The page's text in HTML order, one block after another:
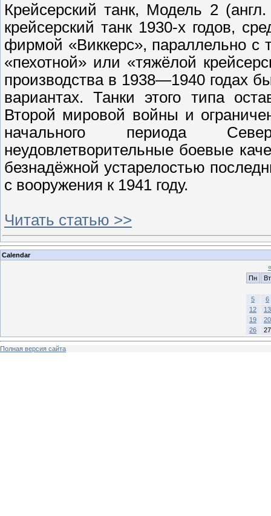
Крейсерский танк, Модель 2
крейсерский танк 1930-х годов,
фирмой «Виккерс», параллельно с
«пехотной» или «тяжёлой
производства в 1938—1940 годах
вариантах. Танки этого типа
Второй мировой войны и
начального периода
неудовлетворительные боевые
безнадёжной устарелостью
с вооружения к 1941 году.
Читать статью >>
Calendar
«
Пн
Вт
5
6
12
13
19
20
26
27
Полная версия сайта